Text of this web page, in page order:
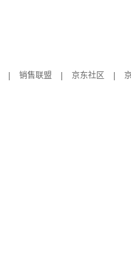
销售联盟 京东社区